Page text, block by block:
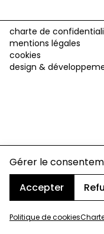
Gérer le
Accepter
Politique de cookies
charte de
mentions légales
cookies
design &